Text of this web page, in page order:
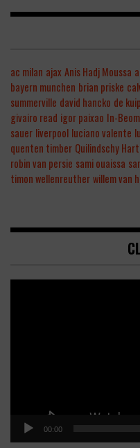
ac milan ajax Anis Hadj Moussa
bayern munchen brian priske
summerville david hancko de kuip
givairo read igor paixao In-
sauer liverpool luciano valente
quenten timber Quilindschy
robin van persie sami ouaissa
timon wellenreutherwillem van
00:00